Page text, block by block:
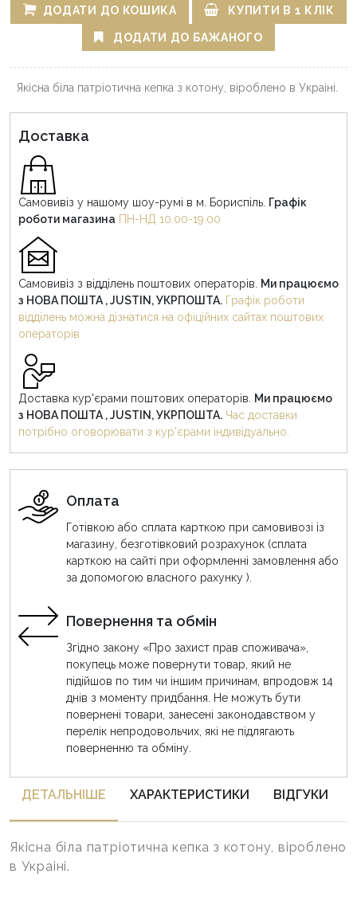
ДОДАТИ ДО КОШИКА КУПИТИ В 1 КЛІК
ДОДАТИ ДО БАЖАНОГО
Якісна біла патріотична кепка з котону, віроблено в Украіні.
Доставка
Самовивіз у нашому шоу-румі в м. Бориспіль. Графік
роботи магазина ПН-НД 10.00-19.00
Самовивіз з відділень поштових операторів.
Ми працюємо
з НОВА ПОШТА , JUSTIN, УКРПОШТА. Графік роботи
відділень можна дізнатися на офіційних сайтах поштових
операторів
Доставка кур'єрами поштових операторів.
Ми працюємо
з НОВА ПОШТА , JUSTIN, УКРПОШТА. Час доставки
потрібно оговорювати з кур'єрами індивідуально.
Оплата
Готівкою або сплата карткою при самовивозі із
магазину, безготівковий розрахунок (сплата
карткою на сайті при оформленні замовлення або
за допомогою власного рахунку ).
Повернення та обмін
Згідно закону «Про захист прав споживача»,
покупець може повернути товар, який не
підійшов по тим чи іншим причинам, впродовж 14
днів з моменту придбання. Не можуть бути
повернені товари, занесені законодавством у
перелік непродовольчих, які не підлягають
поверненню та обміну.
ДЕТАЛЬНIШЕ ХАРАКТЕРИСТИКИ ВІДГУКИ
Якісна біла патріотична кепка з котону, віроблено
в Украіні.